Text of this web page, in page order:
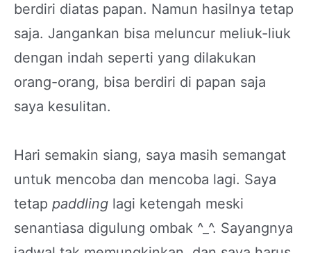
berdiri diatas papan. Namun hasilnya tetap
saja. Jangankan bisa meluncur meliuk-liuk
dengan indah seperti yang dilakukan
orang-orang, bisa berdiri di papan saja
saya kesulitan.
Hari semakin siang, saya masih semangat
untuk mencoba dan mencoba lagi. Saya
tetap paddling lagi ketengah meski
senantiasa digulung ombak ^_^. Sayangnya